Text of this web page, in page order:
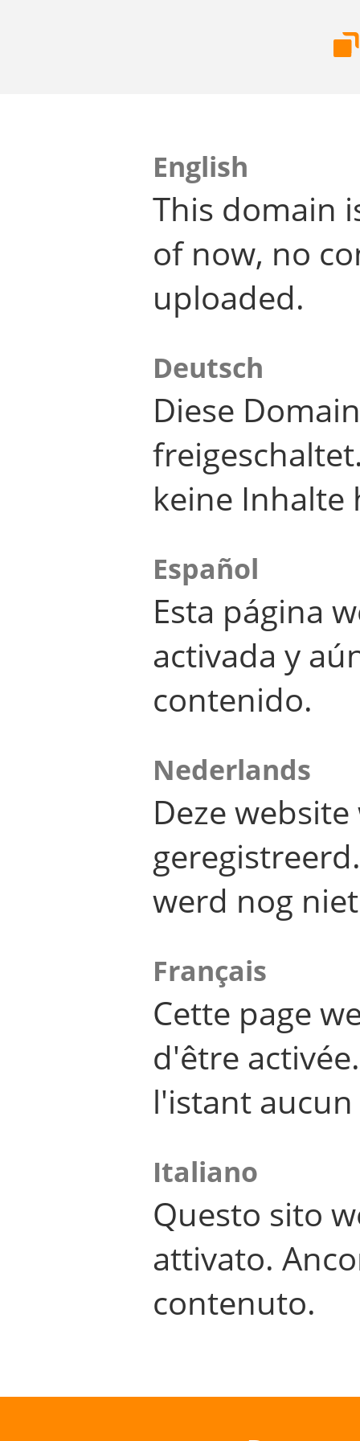
English
This domain
of now, no
uploaded.
Deutsch
Diese
keine Inhalte
Español
Esta página
activada y
contenido.
Nederlands
Deze
werd nog
Français
Cette page
d'être
l'istant
Italiano
Questo sito
attivato.
contenuto.